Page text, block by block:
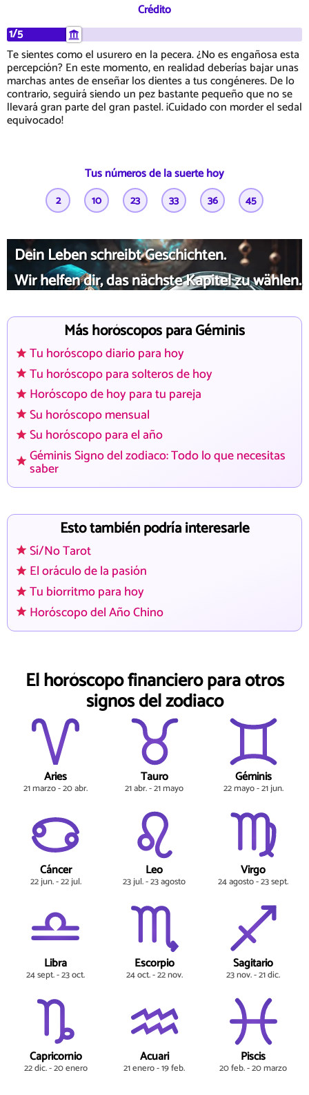
Crédito
1/5
Te sientes como el usurero en la pecera. ¿No es engañosa esta
percepción? En este momento, en realidad deberías bajar unas
marchas antes de enseñar los dientes a tus congéneres. De lo
contrario, seguirá siendo un pez bastante pequeño que no se
llevará gran parte del gran pastel. ¡Cuidado con morder el sedal
equivocado!
Tus números de la suerte hoy
2 10 23 33 36 45
Dein Leben schreibt Geschichten.
Wir helfen dir, das nächste Kapitel zu wählen.
Más horóscopos para Géminis
Tu horóscopo diario para hoy
Tu horóscopo para solteros de hoy
Horóscopo de hoy para tu pareja
Su horóscopo mensual
Su horóscopo para el año
Géminis Signo del zodiaco: Todo lo que necesitas
saber
Esto también podría interesarle
Sí/No Tarot
El oráculo de la pasión
Tu biorritmo para hoy
Horóscopo del Año Chino
El horóscopo financiero para otros
signos del zodiaco
Aries
21 marzo - 20 abr.
Tauro
21 abr. - 21 mayo
Géminis
22 mayo - 21 jun.
Cáncer
22 jun. - 22 jul.
Leo
23 jul. - 23 agosto
Virgo
24 agosto - 23 sept.
Libra
24 sept. - 23 oct.
Escorpio
24 oct. - 22 nov.
Sagitario
23 nov. - 21 dic.
Capricornio
22 dic. - 20 enero
Acuari
21 enero - 19 feb.
Piscis
20 feb. - 20 marzo